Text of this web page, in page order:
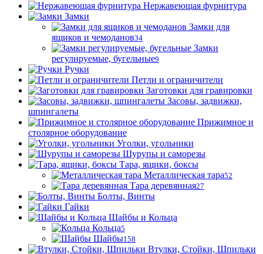
Нержавеющая фурнитура
Замки
Замки для
ящиков и чемоданов34
Замки
регулируемые, бугельные9
Ручки
Петли и ограничители
Заготовки для гравировки
Засовы, задвижки,
шпингалеты
Прижимное и
столярное оборудование
Уголки, угольники
Шурупы и саморезы
Тара, ящики, боксы
Металлическая тара52
Тара деревянная27
Болты, Винты
Гайки
Шайбы и Кольца
Кольца5
Шайбы158
Втулки, Стойки, Шпильки